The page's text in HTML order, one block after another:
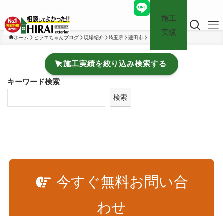
施工
実績
ホーム ヒラエちゃんブログ 現場紹介 埼玉県 蓮田市
施工実績を絞り込み検索する
キーワード検索
検索
今すぐ無料お問い合
わせ